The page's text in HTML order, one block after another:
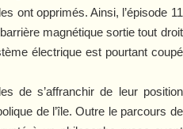
ont opprimés. Ainsi, l’épisode 11
magnétique sortie tout droit
électrique est pourtant coupé
de s’affranchir de leur position
de l’île. Outre le parcours de